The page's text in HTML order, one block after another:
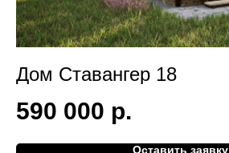
Дом Ставангер 18
590 000 р.
Оставить заявку